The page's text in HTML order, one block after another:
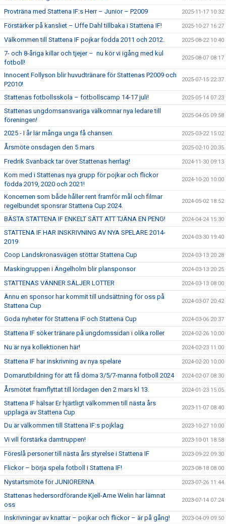
INTRESSEANMÄLAN SOM TRÄNARE/LEDARE
INTRESSEANMÄLAN MEDLEM/SPELARE
Provträna med Stattena IF:s Herr – Junior – P2009 2025-11-17 10:32
Förstärker på kansliet – Uffe Dahl tillbaka i Stattena IF! 2025-10-27 16:27
Välkommen till Stattena IF pojkar födda 2011 och 2012. 2025-08-22 10:40
7- och 8-åriga killar och tjejer – nu kör vi igång med kul
fotboll!
2025-08-07 08:17
Innocent Follyson blir huvudtränare för Stattenas P2009 och
P2010!
2025-07-15 22:37
Stattenas fotbollsskola – fotbollscamp 14-17 juli! 2025-05-14 07:23
Stattenas ungdomsansvariga välkomnar nya ledare till
föreningen!
2025-04-05 09:58
2025 - I år lär många unga få chansen. 2025-03-22 15:02
Årsmöte onsdagen den 5 mars 2025-02-10 20:35
Fredrik Svanbäck tar över Stattenas herrlag! 2024-11-30 09:13
Kom med i Stattenas nya grupp för pojkar och flickor
födda 2019, 2020 och 2021!
2024-10-20 10:00
Koncernen som både håller rent framför mål och filmar
regelbundet sponsrar Stattena Cup 2024.
2024-05-02 18:52
BÄSTA STATTENA IF ENKELT SÄTT ATT TJÄNA EN PENG! 2024-04-24 15:30
STATTENA IF HAR INSKRIVNING AV NYA SPELARE 2014-
2019
2024-03-30 19:40
Coop Landskronasvägen stöttar Stattena Cup 2024-03-13 20:28
Maskingruppen i Ängelholm blir plansponsor 2024-03-13 20:25
STATTENAS VÄNNER SÄLJER LOTTER 2024-03-13 08:00
Ännu en sponsor har kommit till undsättning för oss på
Stattena Cup
2024-03-07 20:42
Goda nyheter för Stattena IF och Stattena Cup 2024-03-06 20:37
Stattena IF söker tränare på ungdomssidan i olika roller 2024-02-26 10:00
Nu är nya kollektionen här! 2024-02-23 11:00
Stattena IF har inskrivning av nya spelare 2024-02-20 10:00
Domarutbildning för att få döma 3/5/7-manna fotboll 2024 2024-02-07 08:30
Årsmötet framflyttat till lördagen den 2 mars kl 13. 2024-01-23 15:05
Stattena IF hälsar Er hjärtligt välkommen till nästa års
upplaga av Stattena Cup
2023-11-07 08:40
Du är välkommen till Stattena IF:s pojklag 2023-10-27 10:00
Vi vill förstärka damtruppen! 2023-10-01 18:58
Föreslå personer till nästa års styrelse i Stattena IF 2023-09-22 09:30
Flickor – börja spela fotboll i Stattena IF! 2023-08-18 08:00
Nystartsmöte för JUNIORERNA 2023-07-26 11:44
Stattenas hedersordförande Kjell-Arne Welin har lämnat
oss
2023-07-14 07:24
Inskrivningar av knattar – pojkar och flickor – är på gång! 2023-04-09 09:50